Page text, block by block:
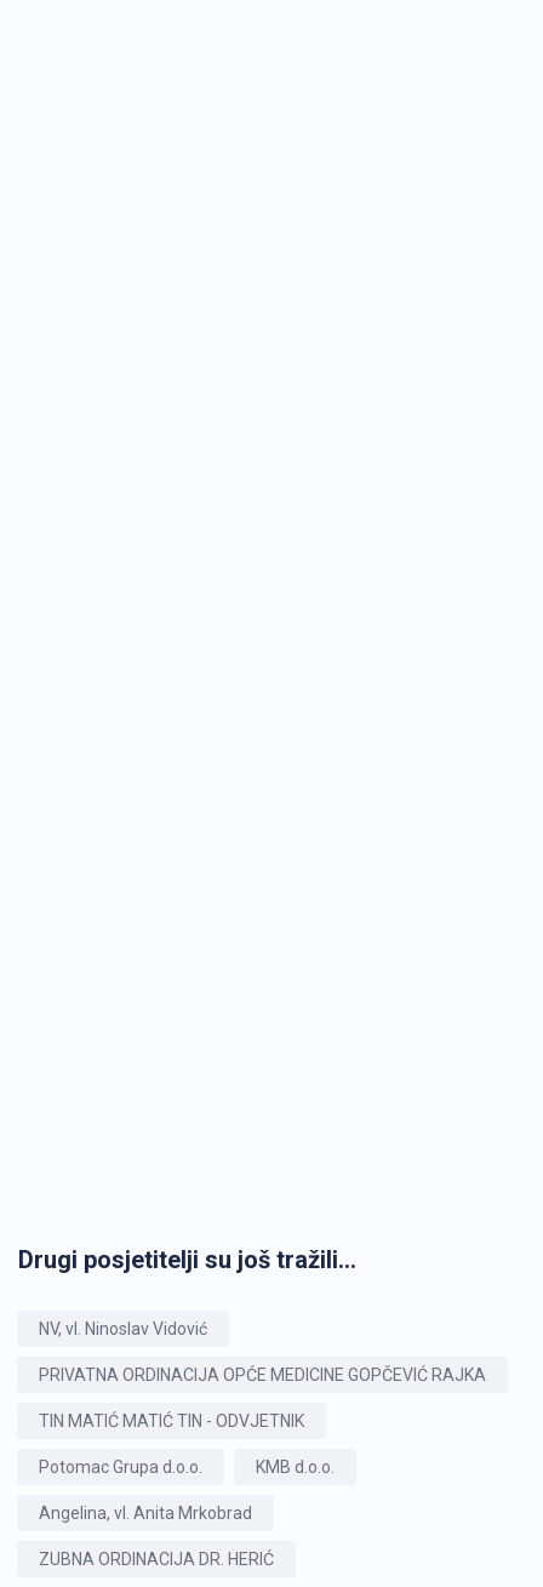
Drugi posjetitelji su još tražili...
NV, vl. Ninoslav Vidović
PRIVATNA ORDINACIJA OPĆE MEDICINE GOPČEVIĆ RAJKA
TIN MATIĆ MATIĆ TIN - ODVJETNIK
Potomac Grupa d.o.o. KMB d.o.o.
Angelina, vl. Anita Mrkobrad
ZUBNA ORDINACIJA DR. HERIĆ